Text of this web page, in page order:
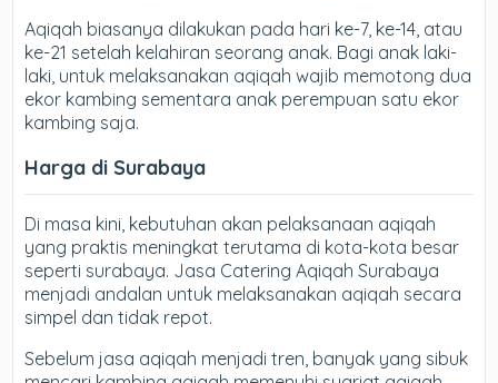
Aqiqah biasanya dilakukan pada hari ke-7, ke-14, atau
ke-21 setelah kelahiran seorang anak. Bagi anak laki-
laki, untuk melaksanakan aqiqah wajib memotong dua
ekor kambing sementara anak perempuan satu ekor
kambing saja.
Harga di Surabaya
Di masa kini, kebutuhan akan pelaksanaan aqiqah
yang praktis meningkat terutama di kota-kota besar
seperti surabaya. Jasa Catering Aqiqah Surabaya
menjadi andalan untuk melaksanakan aqiqah secara
simpel dan tidak repot.
Sebelum jasa aqiqah menjadi tren, banyak yang sibuk